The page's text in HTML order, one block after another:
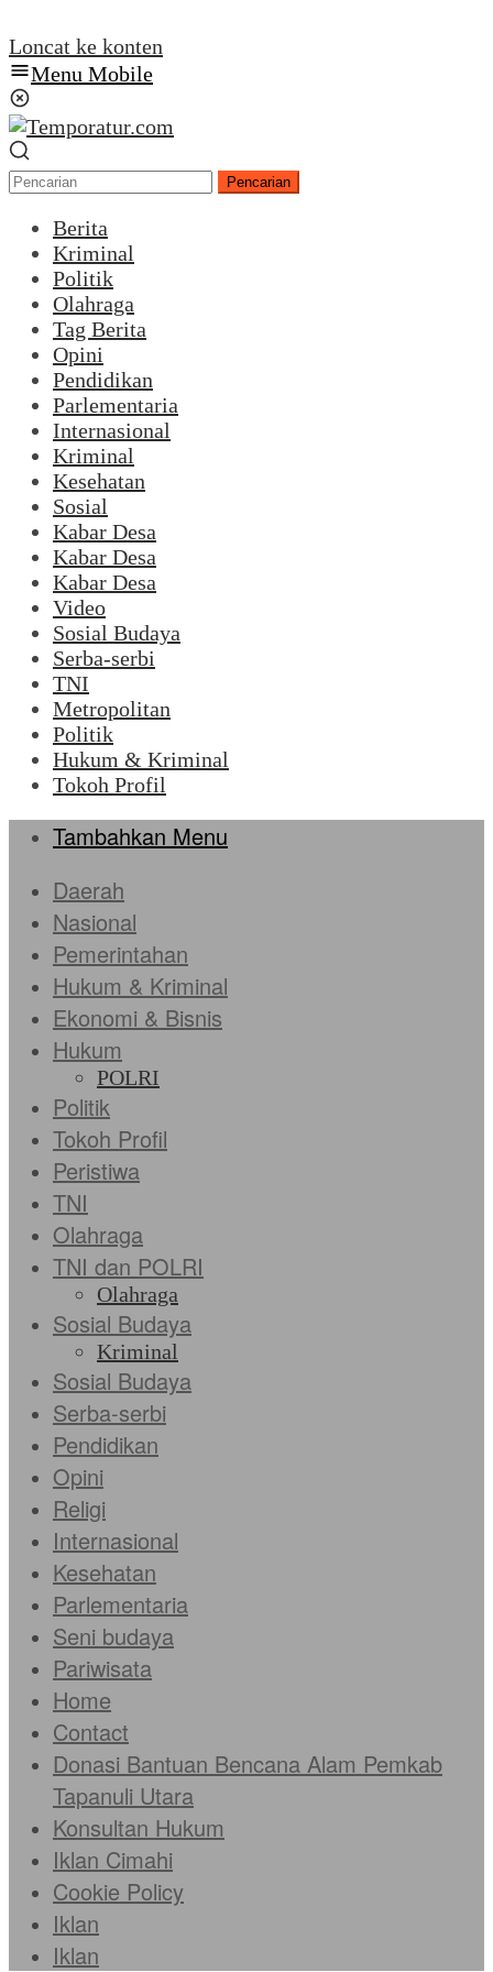
Loncat ke konten
Menu Mobile
Pencarian
Berita
Kriminal
Politik
Olahraga
Tag Berita
Opini
Pendidikan
Parlementaria
Internasional
Kriminal
Kesehatan
Sosial
Kabar Desa
Kabar Desa
Kabar Desa
Video
Sosial Budaya
Serba-serbi
TNI
Metropolitan
Politik
Hukum & Kriminal
Tokoh Profil
Tambahkan Menu
Daerah
Nasional
Pemerintahan
Hukum & Kriminal
Ekonomi & Bisnis
Hukum
POLRI
Politik
Tokoh Profil
Peristiwa
TNI
Olahraga
TNI dan POLRI
Olahraga
Sosial Budaya
Kriminal
Sosial Budaya
Serba-serbi
Pendidikan
Opini
Religi
Internasional
Kesehatan
Parlementaria
Seni budaya
Pariwisata
Home
Contact
Donasi Bantuan Bencana Alam Pemkab
Tapanuli Utara
Konsultan Hukum
Iklan Cimahi
Cookie Policy
Iklan
Iklan